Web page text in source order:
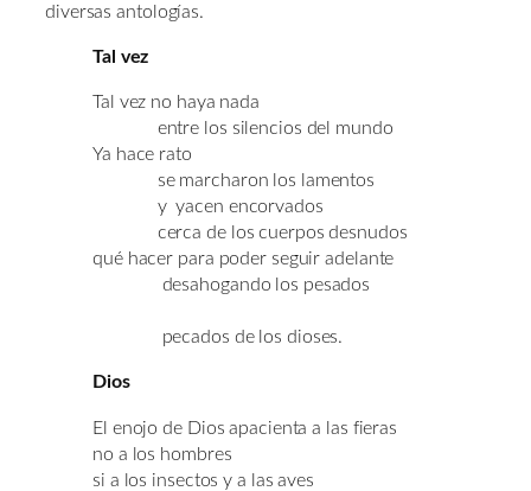
diversas antologías.
Tal vez
Tal vez no haya nada
entre los silencios del mundo
Ya hace rato
se marcharon los lamentos
y yacen encorvados
cerca de los cuerpos desnudos
qué hacer para poder seguir adelante
desahogando los pesados
pecados de los dioses.
Dios
El enojo de Dios apacienta a las fieras
no a los hombres
si a los insectos y a las aves